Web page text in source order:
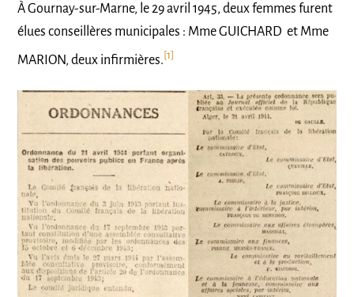
À Gournay-sur-Marne, le 29 avril 1945, deux femmes furent
élues conseillères municipales : Mme GUICHARD et Mme
MARION, deux infirmières.[1]